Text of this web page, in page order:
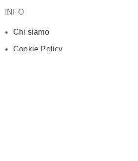
INFO
Chi siamo
Cookie Policy